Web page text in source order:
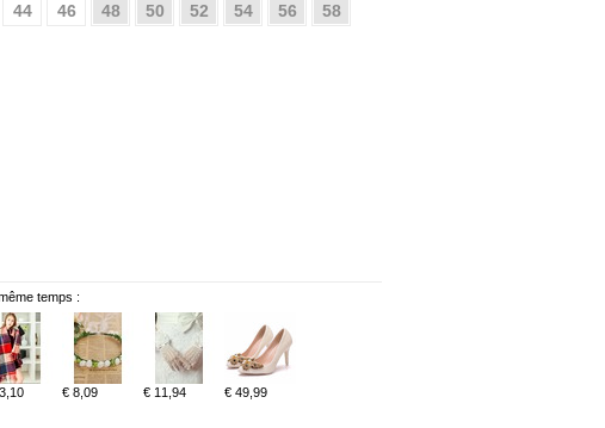
44 46 48 50 52 54 56
58
temps :
€ 8,09 € 11,94 € 49,99